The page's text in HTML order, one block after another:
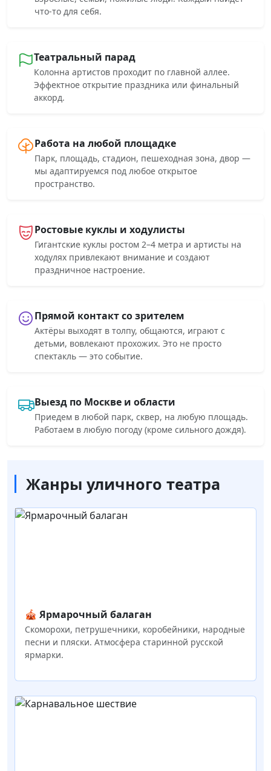
что-то для себя.
Театральный парад
Колонна артистов проходит по главной аллее.
Эффектное открытие праздника или финальный
аккорд.
Работа на любой площадке
Парк, площадь, стадион, пешеходная зона, двор —
мы адаптируемся под любое открытое
пространство.
Ростовые куклы и ходулисты
Гигантские куклы ростом 2–4 метра и артисты на
ходулях привлекают внимание и создают
праздничное настроение.
Прямой контакт со зрителем
Актёры выходят в толпу, общаются, играют с
детьми, вовлекают прохожих. Это не просто
спектакль — это событие.
Выезд по Москве и области
Приедем в любой парк, сквер, на любую площадь.
Работаем в любую погоду (кроме сильного дождя).
Жанры уличного театра
🎪 Ярмарочный балаган
Скоморохи, петрушечники, коробейники, народные
песни и пляски. Атмосфера старинной русской
ярмарки.